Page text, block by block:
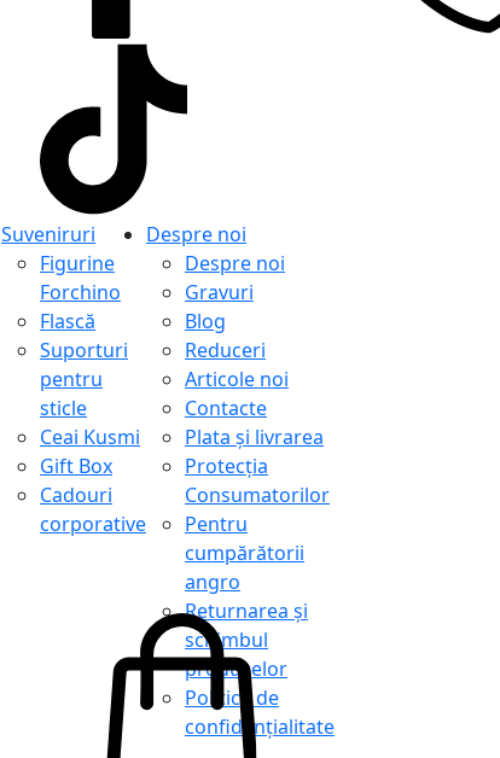
Suveniruri
Figurine
Forchino
Flască
Suporturi
pentru
sticle
Ceai Kusmi
Gift Box
Cadouri
corporative
Despre noi
Despre noi
Gravuri
Blog
Reduceri
Articole noi
Contacte
Plata și livrarea
Protecţia
Consumatorilor
Pentru
cumpărătorii
angro
Returnarea și
schimbul
produselor
Politica de
confidențialitate